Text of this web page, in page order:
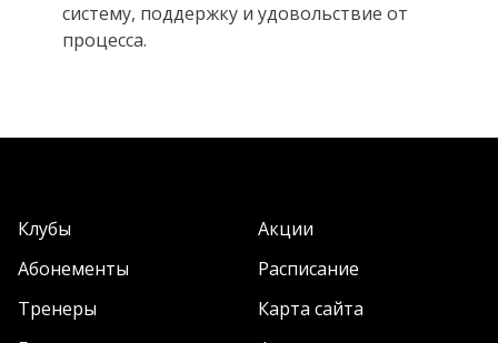
систему, поддержку и удовольствие от
процесса.
Клубы
Акции
Абонементы
Расписание
Тренеры
Карта сайта